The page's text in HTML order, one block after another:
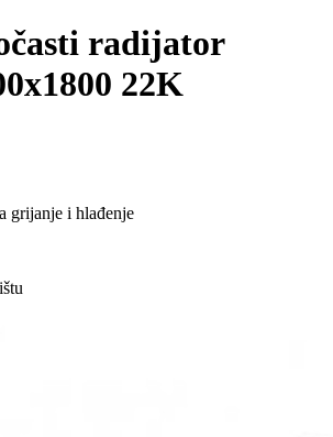
radijator
22K
grijanje i hlađenje